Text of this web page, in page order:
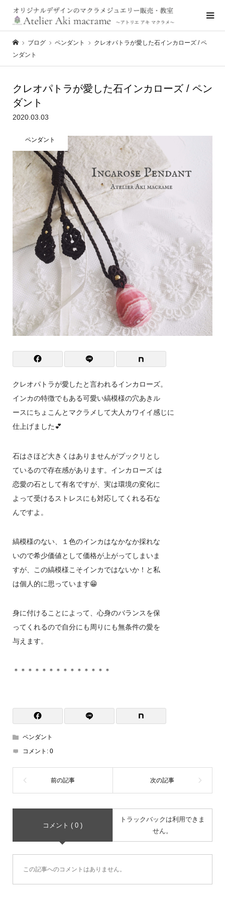
ブログ ペンダント
クレオパトラが愛した石インカローズ / ペ
ンダント
クレオパトラが愛した石インカローズ / ペン
ダント
2020.03.03
ペンダント
クレオパトラが愛したと言われるインカローズ。
インカの特徴でもある可愛い縞模様の穴あきル
ースにちょこんとマクラメして大人カワイイ感じに
仕上げました💕
石はさほど大きくはありませんがプックリとし
ているので存在感があります。インカローズ は
恋愛の石として有名ですが、実は環境の変化に
よって受けるストレスにも対応してくれる石な
んですよ。
縞模様のない、１色のインカはなかなか採れな
いので希少価値として価格が上がってしまいま
すが、この縞模様こそインカではないか！と私
は個人的に思っています😁
身に付けることによって、心身のバランスを保
ってくれるので自分にも周りにも無条件の愛を
与えます。
＊＊＊＊＊＊＊＊＊＊＊＊＊＊
ペンダント
コメント: 0
コメント ( 0 )
トラックバックは利用できま
せん。
この記事へのコメントはありません。